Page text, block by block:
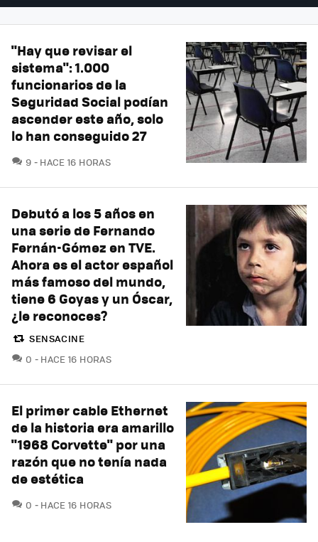
"Hay que revisar el
sistema": 1.000
funcionarios de la
Seguridad Social podían
ascender este año, solo
lo han conseguido 27
9 COMENTARIOS
HACE 16 HORAS
Debutó a los 5 años en
una serie de Fernando
Fernán-Gómez en TVE.
Ahora es el actor español
más famoso del mundo,
tiene 6 Goyas y un Óscar,
¿le reconoces?
SENSACINE
0 COMENTARIOS
HACE 16 HORAS
El primer cable Ethernet
de la historia era amarillo
"1968 Corvette" por una
razón que no tenía nada
de estética
0 COMENTARIOS
HACE 16 HORAS